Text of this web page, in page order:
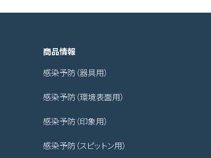
商品情報
感染予防（器具用）
感染予防（環境表面用）
感染予防（印象用）
感染予防（スピットン用）